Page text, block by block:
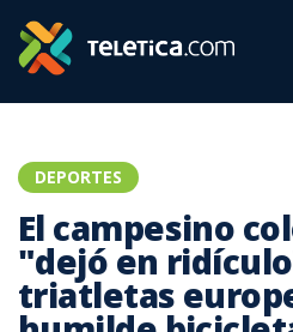
DEPORTES
El campesino
"dejó en
triatletas